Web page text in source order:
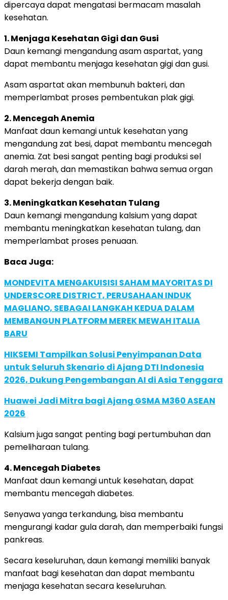
dipercaya dapat mengatasi bermacam masalah
kesehatan.
1. Menjaga Kesehatan Gigi dan Gusi
Daun kemangi mengandung asam aspartat, yang
dapat membantu menjaga kesehatan gigi dan gusi.
Asam aspartat akan membunuh bakteri, dan
memperlambat proses pembentukan plak gigi.
2. Mencegah Anemia
Manfaat daun kemangi untuk kesehatan yang
mengandung zat besi, dapat membantu mencegah
anemia. Zat besi sangat penting bagi produksi sel
darah merah, dan memastikan bahwa semua organ
dapat bekerja dengan baik.
3. Meningkatkan Kesehatan Tulang
Daun kemangi mengandung kalsium yang dapat
membantu meningkatkan kesehatan tulang, dan
memperlambat proses penuaan.
Baca Juga:
MONDEVITA MENGAKUISISI SAHAM MAYORITAS DI
UNDERSCORE DISTRICT, PERUSAHAAN INDUK
MAGLIANO, SEBAGAI LANGKAH KEDUA DALAM
MEMBANGUN PLATFORM MEREK MEWAH ITALIA
BARU
HIKSEMI Tampilkan Solusi Penyimpanan Data
untuk Seluruh Skenario di Ajang DTI Indonesia
2026, Dukung Pengembangan AI di Asia Tenggara
Huawei Jadi Mitra bagi Ajang GSMA M360 ASEAN
2026
Kalsium juga sangat penting bagi pertumbuhan dan
pemeliharaan tulang.
4. Mencegah Diabetes
Manfaat daun kemangi untuk kesehatan, dapat
membantu mencegah diabetes.
Senyawa yanga terkandung, bisa membantu
mengurangi kadar gula darah, dan memperbaiki fungsi
pankreas.
Secara keseluruhan, daun kemangi memiliki banyak
manfaat bagi kesehatan dan dapat membantu
menjaga kesehatan secara keseluruhan.